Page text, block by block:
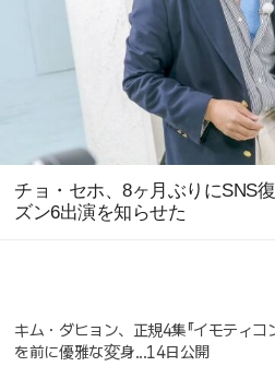
チョ・セホ、8ヶ月ぶりにSNS
ズン6出演を知らせた
キム・ダヒョン、正規4集『イモティコ
を前に優雅な変身...14日公開